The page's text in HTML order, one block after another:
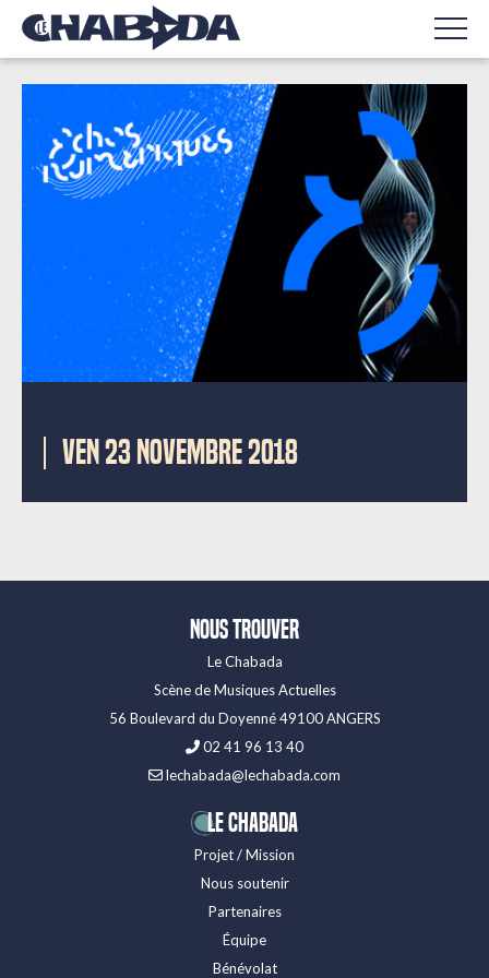
VEN 23 NOVEMBRE 2018
Nous trouver
Le Chabada
Scène de Musiques Actuelles
56 Boulevard du Doyenné 49100 ANGERS
02 41 96 13 40
lechabada@lechabada.com
LE CHABADA
Projet / Mission
Nous soutenir
Partenaires
Équipe
Bénévolat